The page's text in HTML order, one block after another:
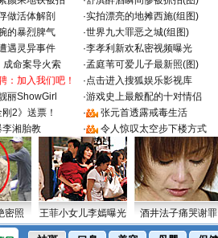
做活体解剖 ·实拍漂亮的地摊西施(组图)
的暴烈脾气 ·世界九大罪恶之城(组图)
遇灵异事件 ·李孝利新欢私密视频曝光
成命案导火索 ·孟庭苇可爱儿子最新照(图)
：加入我们吧！ ·点击进入搜狐娱乐影视库
丽ShowGirl ·游戏史上最般配的十对情侣
刚2》送票！ ·
张元首透露戒毒生活
李湘胎教 · 令人惊叹太空步下楼方式
密照 王菲小女儿李嫣曝光 酒井法子痛哭谢罪